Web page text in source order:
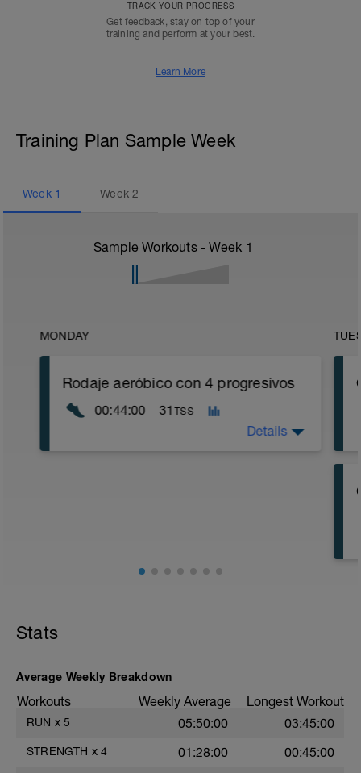
TRACK YOUR PROGRESS
Get feedback, stay on top of your
training and perform at your best.
Learn More
Training Plan Sample Week
Week 1 Week2
Sample Workouts - Week 1
MONDAY
Rodaje aeróbico con 4 progresivos
00:44:00 31 TSS
Details
Stats
Average Weekly Breakdown
Workouts Weekly Average Longest Workout
RUN x 5 05:50:00 03:45:00
STRENGTH x 4 01:28:00 00:45:00